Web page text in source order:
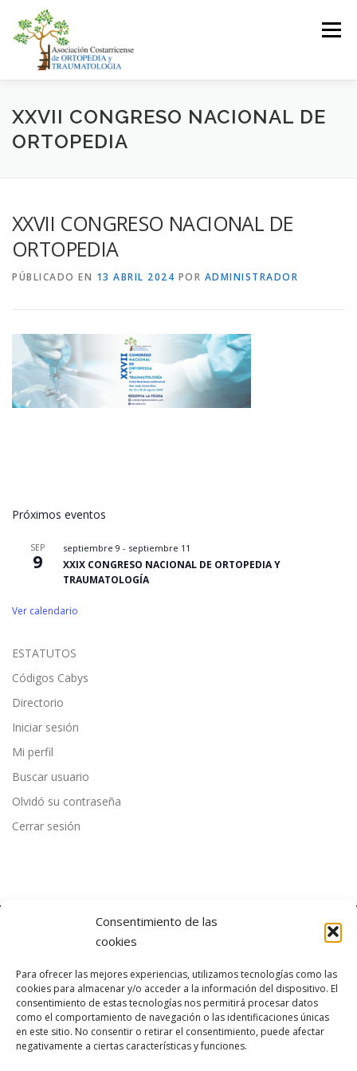
Consentimiento de las
cookies
Para ofrecer las mejores experiencias, utilizamos tecnologías como las
cookies para almacenar y/o acceder a la información del dispositivo. El
consentimiento de estas tecnologías nos permitirá procesar datos
como el comportamiento de navegación o las identificaciones únicas
en este sitio. No consentir o retirar el consentimiento, puede afectar
negativamente a ciertas características y funciones.
contenido
Menú
LA ASOCIACIÓN ASOCIADOS
INICIAR SESIÓN
XXVII CONGRESO NACIONAL DE
ORTOPEDIA
XXVII CONGRESO NACIONAL DE
ORTOPEDIA
PÚBLICADO EN 13 ABRIL 2024 POR ADMINISTRADOR
Próximos eventos
SEP
9
septiembre 9 - septiembre 11
XXIX CONGRESO NACIONAL DE ORTOPEDIA Y
TRAUMATOLOGÍA
Ver calendario
ESTATUTOS
Códigos Cabys
Directorio
Iniciar sesión
Mi perfil
Buscar usuario
Olvidó su contraseña
Cerrar sesión